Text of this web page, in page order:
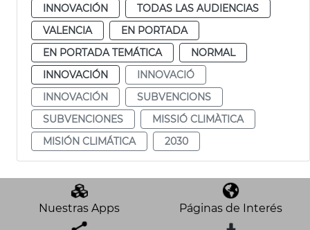
INNOVACIÓN
TODAS LAS AUDIENCIAS
VALENCIA
EN PORTADA
EN PORTADA TEMÁTICA
NORMAL
INNOVACIÓN
INNOVACIÓ
INNOVACIÓN
SUBVENCIONS
SUBVENCIONES
MISSIÓ CLIMÀTICA
MISIÓN CLIMÁTICA
2030
Nuestras Apps Páginas de Interés